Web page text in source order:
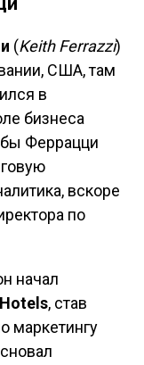
(Keith Ferrazzi)
США, там
в
бизнеса
Феррацци
вскоре
по
начал
, став
маркетингу